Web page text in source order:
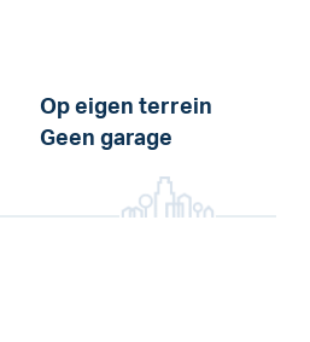
Op eigen terrein
Geen garage